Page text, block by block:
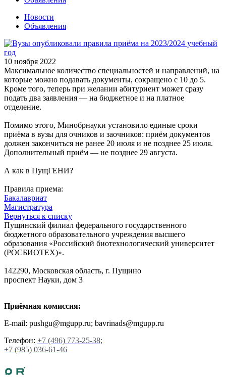
Новости
Объявления
10 ноября 2022
Максимальное количество специальностей и направлений, на
которые можно подавать документы, сокращено с 10 до 5.
Кроме того, теперь при желании абитуриент может сразу
подать два заявления — на бюджетное и на платное
отделение.
Помимо этого, Минобрнауки установило единые сроки
приёма в вузы для очников и заочников: приём документов
должен закончиться не ранее 20 июля и не позднее 25 июля.
Дополнительный приём — не позднее 29 августа.
А как в ПущГЕНИ?
Правила приема:
Бакалавриат
Магистратура
Вернуться к списку
Пущинский филиал федерального государственного
бюджетного образовательного учреждения высшего
образования «Российский биотехнологический университет
(РОСБИОТЕХ)».
142290, Московская область, г. Пущино
проспект Науки, дом 3
Приёмная комиссия:
E-mail: pushgu@mgupp.ru; bavrinads@mgupp.ru
Телефон: +7 (496) 773-25-38;
+7 (985) 036-61-46